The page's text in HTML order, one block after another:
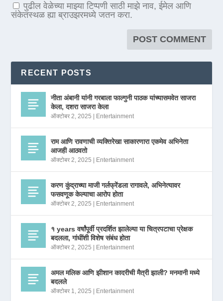
पुढील वेळेच्या माझ्या टिप्पणी साठी माझे नाव, ईमेल आणि
संकेतस्थळ ह्या ब्राउझरमध्ये जतन करा.
RECENT POSTS
नीता अंबानी यांनी गरबाला फाल्गुनी पाठक यांच्यासमवेत साजरा
केला, दशरा साजरा केला
ऑक्टोबर 2, 2025 | Entertainment
राम आणि रावणाची व्यक्तिरेखा साकारणारा एकमेव अभिनेता
आजही आठवतो
ऑक्टोबर 2, 2025 | Entertainment
करण कुंद्राच्या माजी गर्लफ्रेंडला रागावले, अभिनेत्यावर
फसवणूक केल्याचा आरोप होता
ऑक्टोबर 2, 2025 | Entertainment
१ years वर्षांपूर्वी प्रदर्शित झालेल्या या चित्रपटाचा प्रेक्षक
बदलला, गांधींशी विशेष संबंध होता
ऑक्टोबर 2, 2025 | Entertainment
अमल मलिक आणि झीशान कादरीची मैत्री झाली? मनमानी मध्ये
बदलले
ऑक्टोबर 1, 2025 | Entertainment